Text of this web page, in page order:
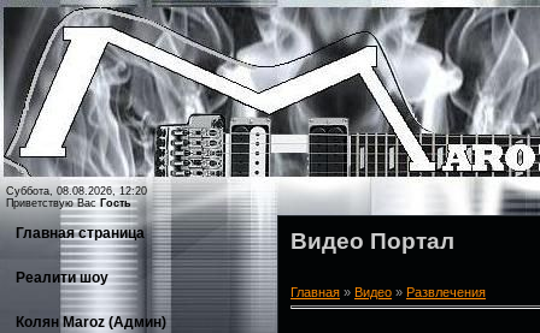
Суббота, 08.08.2026, 12:20
Приветствую Вас Гость
Главная страница
Реалити шоу
Колян Maroz (Админ)
Видео Портал
Главная » Видео » Развлечения